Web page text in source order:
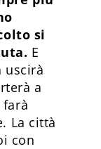
si
E
uscirà
a
farà
La città
con